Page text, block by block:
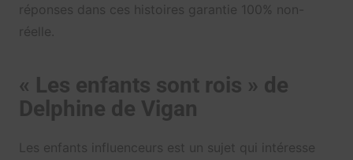
réponses dans ces histoires garantie 100% non-
réelle.
« Les enfants sont rois » de
Delphine de Vigan
Les enfants influenceurs est un sujet qui intéresse